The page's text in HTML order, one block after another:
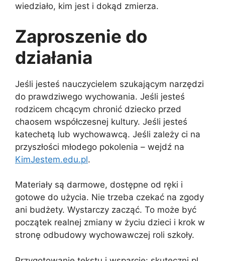
wiedziało, kim jest i dokąd zmierza.
Zaproszenie do
działania
Jeśli jesteś nauczycielem szukającym narzędzi
do prawdziwego wychowania. Jeśli jesteś
rodzicem chcącym chronić dziecko przed
chaosem współczesnej kultury. Jeśli jesteś
katechetą lub wychowawcą. Jeśli zależy ci na
przyszłości młodego pokolenia – wejdź na
KimJestem.edu.pl.
Materiały są darmowe, dostępne od ręki i
gotowe do użycia. Nie trzeba czekać na zgody
ani budżety. Wystarczy zacząć. To może być
początek realnej zmiany w życiu dzieci i krok w
stronę odbudowy wychowawczej roli szkoły.